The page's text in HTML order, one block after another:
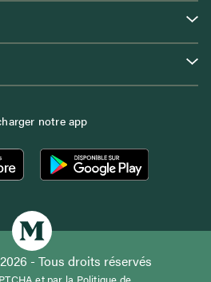
notre app
- Tous droits réservés